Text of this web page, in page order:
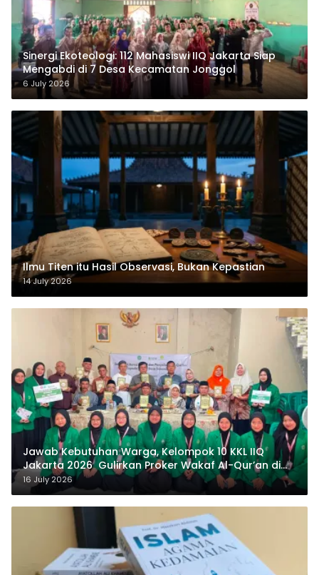
‎Sinergi Ekoteologi: 112 Mahasiswi IIQ Jakarta Siap
Mengabdi di 7 Desa Kecamatan Jonggol
6 July 2026
Ilmu Titen itu Hasil Observasi, Bukan Kepastian
14 July 2026
Jawab Kebutuhan Warga, Kelompok 10 KKL IIQ
Jakarta 2026 Gulirkan Proker Wakaf Al-Qur’an di
Sukamanah
16 July 2026